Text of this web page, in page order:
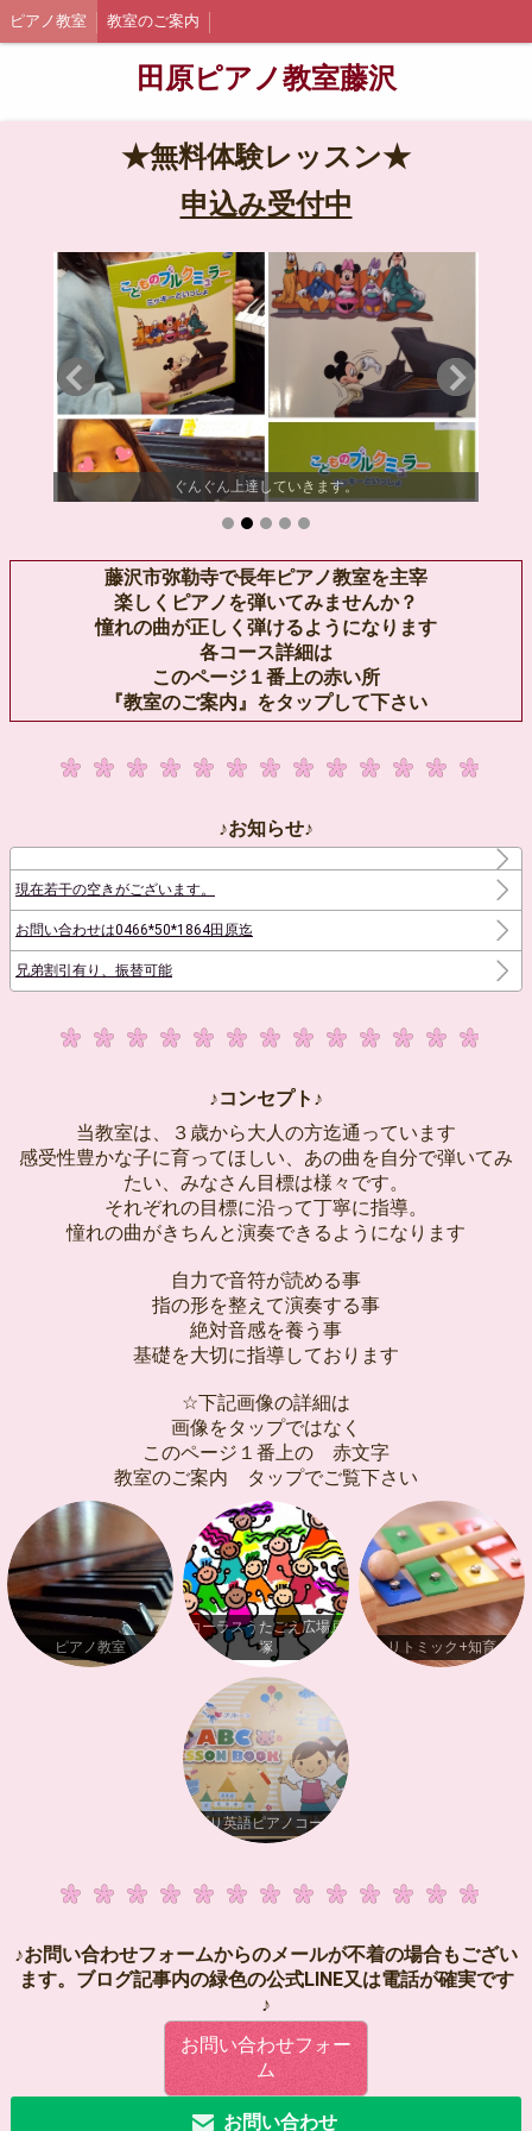
ピアノ教室 教室のご案内
田原ピアノ教室藤沢
★無料体験レッスン★
申込み受付中
ぐんぐん上達していきます。
藤沢市弥勒寺で長年ピアノ教室を主宰
楽しくピアノを弾いてみませんか？
憧れの曲が正しく弾けるようになります
各コース詳細は
このページ１番上の赤い所
『教室のご案内』をタップして下さい
♪お知らせ♪
現在若干の空きがございます。
お問い合わせは0466*50*1864田原迄
兄弟割引有り、振替可能
♪コンセプト♪
当教室は、３歳から大人の方迄通っています
感受性豊かな子に育ってほしい、あの曲を自分で弾いてみ
たい、みなさん目標は様々です。
それぞれの目標に沿って丁寧に指導。
憧れの曲がきちんと演奏できるようになります
自力で音符が読める事
指の形を整えて演奏する事
絶対音感を養う事
基礎を大切に指導しております
☆下記画像の詳細は
画像をタップではなく
このページ１番上の 赤文字
教室のご案内 タップでご覧下さい
ピアノ教室
コーラスうたごえ広場戸
塚
リトミック+知育
プリ英語ピアノコース
♪お問い合わせフォームからのメールが不着の場合もござい
ます。ブログ記事内の緑色の公式LINE又は電話が確実です
♪
お問い合わせフォー
ム
お問い合わせ